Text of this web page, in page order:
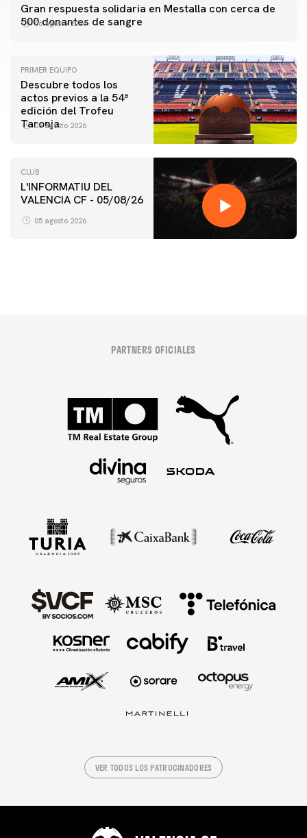
Gran respuesta solidaria en Mestalla con cerca de
500 donantes de sangre
06 agosto 2026
PRIMER EQUIPO
Descubre todos los
actos previos a la 54ª
edición del Trofeu
Taronja
06 agosto 2026
CLUB
L'INFORMATIU DEL
VALENCIA CF - 05/08/26
05 agosto 2026
PRIMER EQUIPO
ENTRENAMIENTO MATINAL DEL VALENCIA CF
5/8/2026
PARTNERS OFICIALES
VER TODOS LOS PATROCINADORES